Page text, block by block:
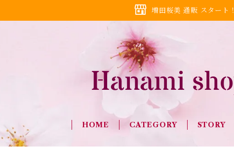
増田桜美 通販 スタート！
HOME CATEGORY STORY